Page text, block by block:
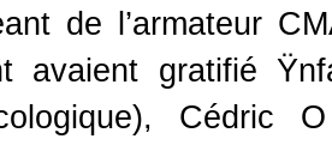
de l’armateur
avaient gratifié
Cédric